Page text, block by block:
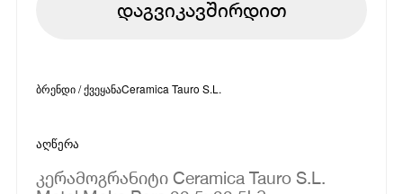
დაგვიკავშირდით
ბრენდი / ქვეყანაCeramica Tauro S.L.
აღწერა
კერამოგრანიტი Ceramica Tauro S.L.